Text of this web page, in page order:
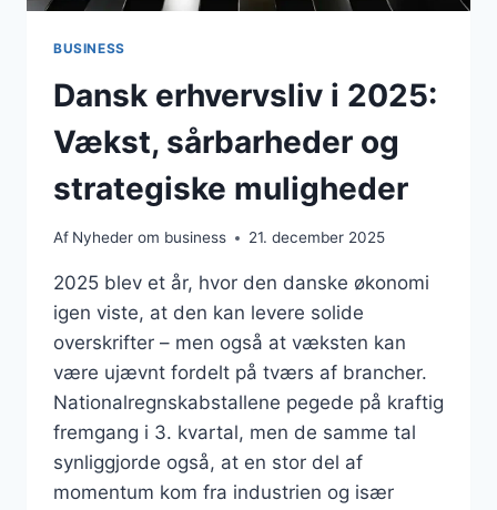
BUSINESS
Dansk erhvervsliv i 2025:
Vækst, sårbarheder og
strategiske muligheder
Af Nyheder om business 21. december 2025
2025 blev et år, hvor den danske økonomi
igen viste, at den kan levere solide
overskrifter – men også at væksten kan
være ujævnt fordelt på tværs af brancher.
Nationalregnskabstallene pegede på kraftig
fremgang i 3. kvartal, men de samme tal
synliggjorde også, at en stor del af
momentum kom fra industrien og især